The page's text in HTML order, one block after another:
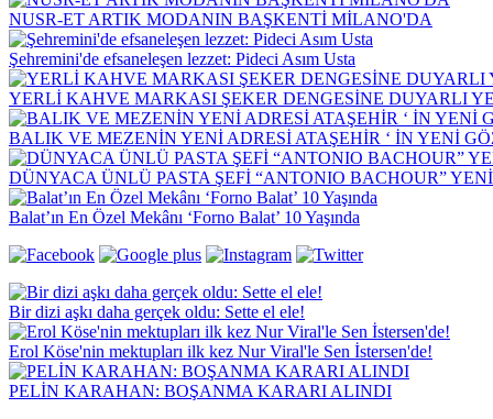
NUSR-ET ARTIK MODANIN BAŞKENTİ MİLANO'DA
Şehremini'de efsaneleşen lezzet: Pideci Asım Usta
YERLİ KAHVE MARKASI ŞEKER DENGESİNE DUYARLI
BALIK VE MEZENİN YENİ ADRESİ ATAŞEHİR ‘ İN YENİ
DÜNYACA ÜNLÜ PASTA ŞEFİ “ANTONIO BACHOUR”
Balat’ın En Özel Mekânı ‘Forno Balat’ 10 Yaşında
Bir dizi aşkı daha gerçek oldu: Sette el ele!
Erol Köse'nin mektupları ilk kez Nur Viral'le Sen İstersen'de!
PELİN KARAHAN: BOŞANMA KARARI ALINDI